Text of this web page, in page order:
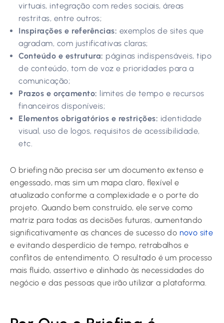
virtuais, integração com redes sociais, áreas
restritas, entre outros;
Inspirações e referências: exemplos de sites que
agradam, com justificativas claras;
Conteúdo e estrutura: páginas indispensáveis, tipo
de conteúdo, tom de voz e prioridades para a
comunicação;
Prazos e orçamento: limites de tempo e recursos
financeiros disponíveis;
Elementos obrigatórios e restrições: identidade
visual, uso de logos, requisitos de acessibilidade,
etc.
O briefing não precisa ser um documento extenso e
engessado, mas sim um mapa claro, flexível e
atualizado conforme a complexidade e o porte do
projeto. Quando bem construído, ele serve como
matriz para todas as decisões futuras, aumentando
significativamente as chances de sucesso do novo site
e evitando desperdício de tempo, retrabalhos e
conflitos de entendimento. O resultado é um processo
mais fluido, assertivo e alinhado às necessidades do
negócio e das pessoas que irão utilizar a plataforma.